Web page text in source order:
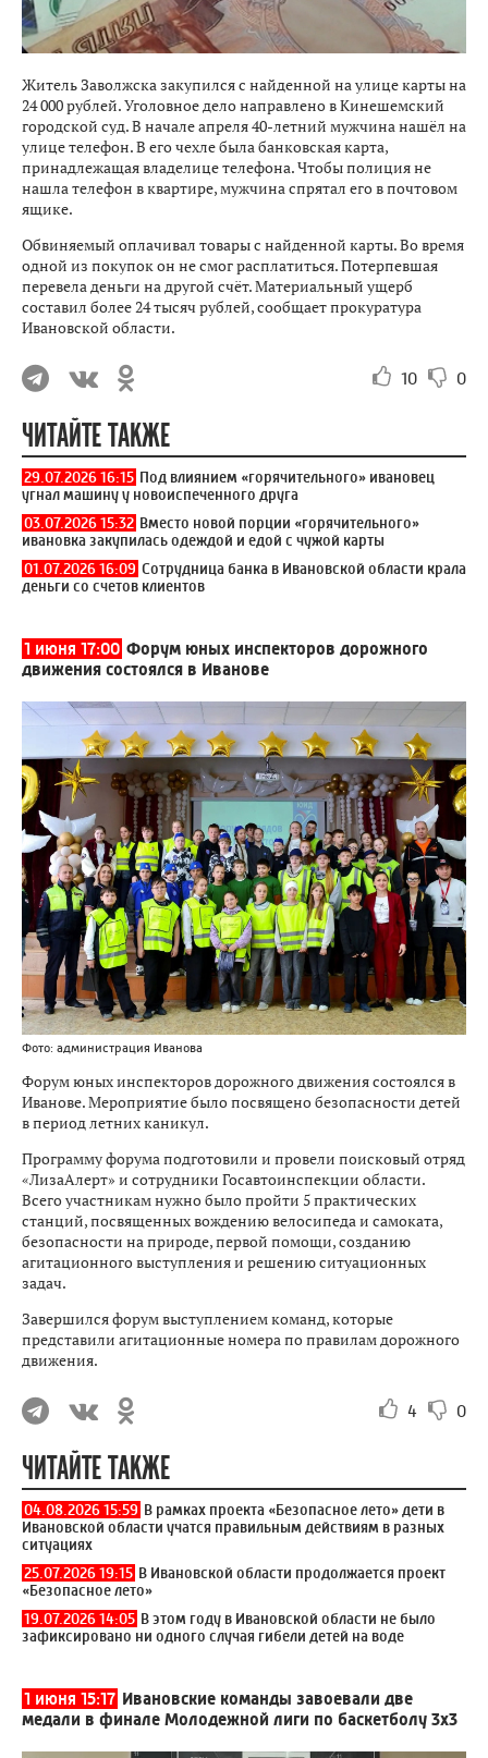
Житель Заволжска закупился с найденной на улице карты на
24 000 рублей. Уголовное дело направлено в Кинешемский
городской суд. В начале апреля 40-летний мужчина нашёл на
улице телефон. В его чехле была банковская карта,
принадлежащая владелице телефона. Чтобы полиция не
нашла телефон в квартире, мужчина спрятал его в почтовом
ящике.
Обвиняемый оплачивал товары с найденной карты. Во время
одной из покупок он не смог расплатиться. Потерпевшая
перевела деньги на другой счёт. Материальный ущерб
составил более 24 тысяч рублей, сообщает прокуратура
Ивановской области.
10 0
ЧИТАЙТЕ ТАКЖЕ
29.07.2026 16:15 Под влиянием «горячительного» ивановец
угнал машину у новоиспеченного друга
03.07.2026 15:32 Вместо новой порции «горячительного»
ивановка закупилась одеждой и едой с чужой карты
01.07.2026 16:09 Сотрудница банка в Ивановской области крала
деньги со счетов клиентов
1 июня 17:00 Форум юных инспекторов дорожного
движения состоялся в Иванове
Фото: администрация Иванова
Форум юных инспекторов дорожного движения состоялся в
Иванове. Мероприятие было посвящено безопасности детей
в период летних каникул.
Программу форума подготовили и провели поисковый отряд
«ЛизаАлерт» и сотрудники Госавтоинспекции области.
Всего участникам нужно было пройти 5 практических
станций, посвященных вождению велосипеда и самоката,
безопасности на природе, первой помощи, созданию
агитационного выступления и решению ситуационных
задач.
Завершился форум выступлением команд, которые
представили агитационные номера по правилам дорожного
движения.
4 0
ЧИТАЙТЕ ТАКЖЕ
04.08.2026 15:59 В рамках проекта «Безопасное лето» дети в
Ивановской области учатся правильным действиям в разных
ситуациях
25.07.2026 19:15 В Ивановской области продолжается проект
«Безопасное лето»
19.07.2026 14:05 В этом году в Ивановской области не было
зафиксировано ни одного случая гибели детей на воде
1 июня 15:17 Ивановские команды завоевали две
медали в финале Молодежной лиги по баскетболу 3x3